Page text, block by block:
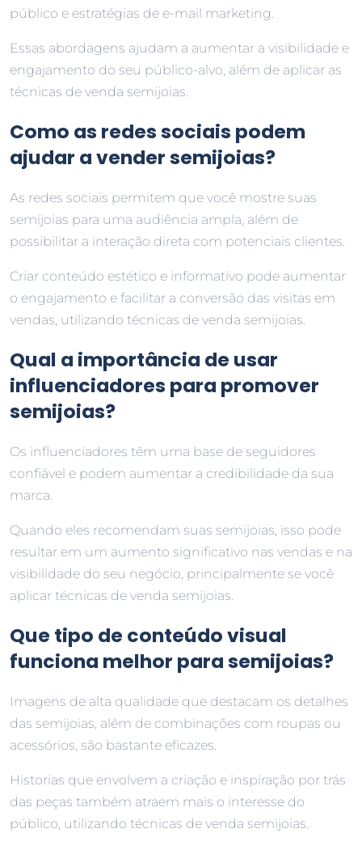
público e estratégias de e-mail marketing.
Essas abordagens ajudam a aumentar a visibilidade e
engajamento do seu público-alvo, além de aplicar as
técnicas de venda semijoias.
Como as redes sociais podem
ajudar a vender semijoias?
As redes sociais permitem que você mostre suas
semijoias para uma audiência ampla, além de
possibilitar a interação direta com potenciais clientes.
Criar conteúdo estético e informativo pode aumentar
o engajamento e facilitar a conversão das visitas em
vendas, utilizando técnicas de venda semijoias.
Qual a importância de usar
influenciadores para promover
semijoias?
Os influenciadores têm uma base de seguidores
confiável e podem aumentar a credibilidade da sua
marca.
Quando eles recomendam suas semijoias, isso pode
resultar em um aumento significativo nas vendas e na
visibilidade do seu negócio, principalmente se você
aplicar técnicas de venda semijoias.
Que tipo de conteúdo visual
funciona melhor para semijoias?
Imagens de alta qualidade que destacam os detalhes
das semijoias, além de combinações com roupas ou
acessórios, são bastante eficazes.
Historias que envolvem a criação e inspiração por trás
das peças também atraem mais o interesse do
público, utilizando técnicas de venda semijoias.